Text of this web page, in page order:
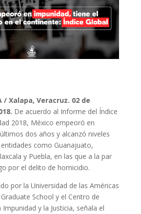
/ Xalapa, Veracruz. 02 de
De acuerdo al Informe del Índice
2018, México empeoró en
dos años y alcanzó niveles
como Guanajuato,
y Puebla, en las que a la par
por el delito de homicidio.
por la Universidad de las Américas
School y el Centro de
y la Justicia, señala el